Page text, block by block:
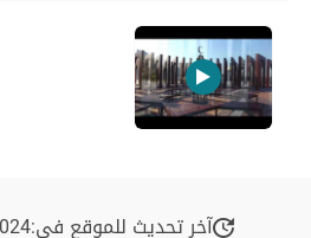
آخر تحديث للموقع في:26/